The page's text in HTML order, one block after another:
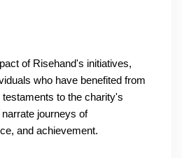
of Risehand's initiatives,
who have benefited from
to the charity's
journeys of
and achievement.